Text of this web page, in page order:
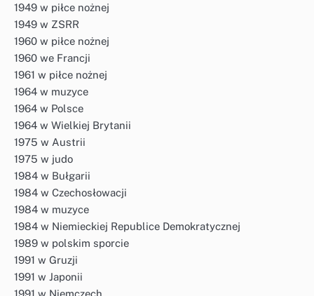
1949 w piłce nożnej
1949 w ZSRR
1960 w piłce nożnej
1960 we Francji
1961 w piłce nożnej
1964 w muzyce
1964 w Polsce
1964 w Wielkiej Brytanii
1975 w Austrii
1975 w judo
1984 w Bułgarii
1984 w Czechosłowacji
1984 w muzyce
1984 w Niemieckiej Republice Demokratycznej
1989 w polskim sporcie
1991 w Gruzji
1991 w Japonii
1991 w Niemczech